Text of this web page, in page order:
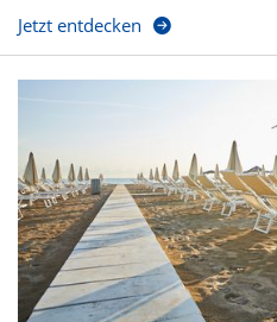
Jetzt entdecken